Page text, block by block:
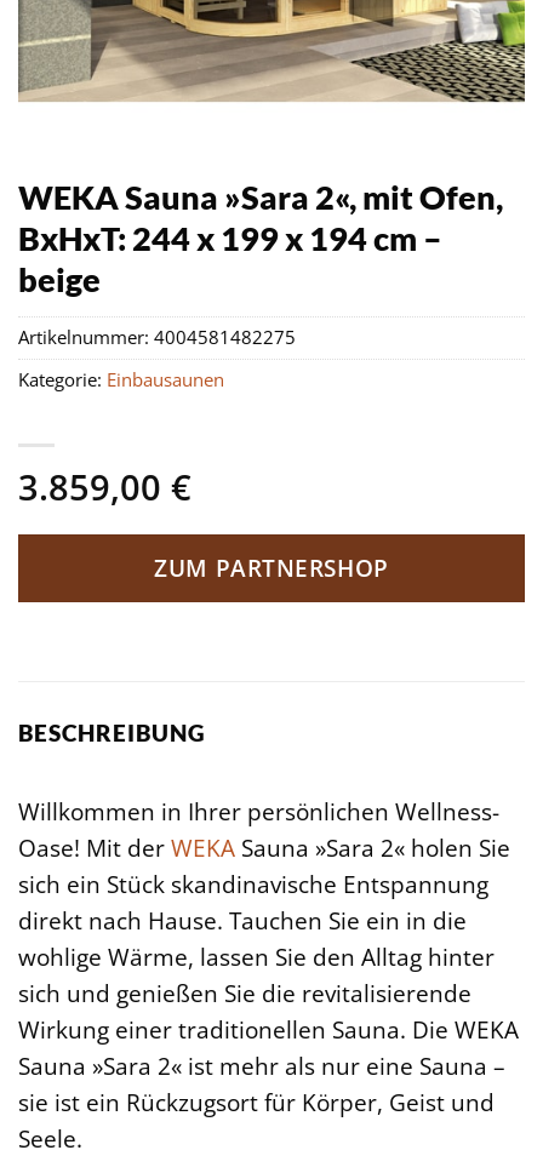
WEKA Sauna »Sara 2«, mit Ofen,
BxHxT: 244 x 199 x 194 cm –
beige
3.859,00 €
ZUM PARTNERSHOP
Artikelnummer: 4004581482275
Kategorie: Einbausaunen
BESCHREIBUNG
Willkommen in Ihrer persönlichen Wellness-
Oase! Mit derWEKA Sauna »Sara 2« holen Sie
sich ein Stück skandinavische Entspannung
direkt nach Hause. Tauchen Sie ein in die
wohlige Wärme, lassen Sie den Alltag hinter
sich und genießen Sie die revitalisierende
Wirkung einer traditionellen Sauna. Die WEKA
Sauna »Sara 2« ist mehr als nur eine Sauna –
sie ist ein Rückzugsort für Körper, Geist und
Seele.